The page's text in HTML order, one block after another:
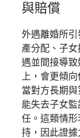
與賠償
外遇離婚所
產分配、子
遇並間接導
上，會更傾
當對方長期
能失去子女
任。這類情
持，因此證